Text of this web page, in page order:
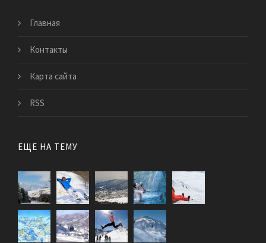
Главная
Контакты
Карта сайта
RSS
ЕЩЕ НА ТЕМУ